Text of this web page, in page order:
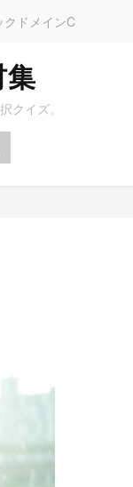
クドメインC
集
クイズ。